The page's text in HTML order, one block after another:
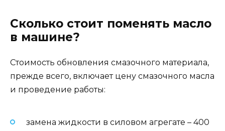
Сколько стоит поменять масло
в машине?
Стоимость обновления смазочного материала,
прежде всего, включает цену смазочного масла
и проведение работы:
замена жидкости в силовом агрегате – 400